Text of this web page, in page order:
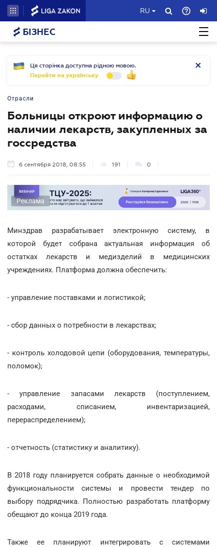
RU
БІЗНЕС
Ця сторінка доступна рідною мовою.
Перейти на українську
Отрасли
Больницы откроют информацию о
наличии лекарств, закупленных за
госсредства
6 сентября 2018, 08:55 191 0
Реклама
Минздрав разрабатывает электронную систему, в
которой будет собрана актуальная информация об
остатках лекарств и медизделий в медицинских
учреждениях. Платформа должна обеспечить:
- управление поставками и логистикой;
- сбор данных о потребности в лекарствах;
- контроль холодовой цепи (оборудования, температуры,
поломок);
- управление запасами лекарств (поступлением,
расходами, списанием, инвентаризацией,
перераспределением);
- отчетность (статистику и аналитику).
В 2018 году планируется собрать данные о необходимой
функциональности системы и провести тендер по
выбору подрядчика. Полностью разработать платформу
обещают до конца 2019 года.
Также ее планируют интегрировать с системами